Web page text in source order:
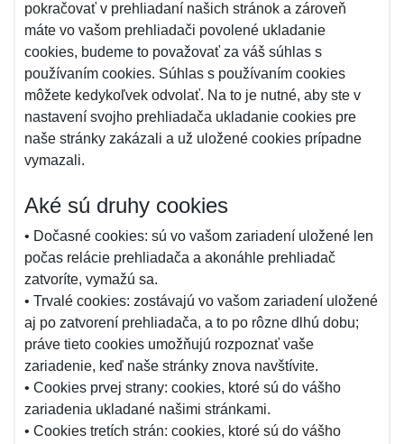
pokračovať v prehliadaní našich stránok a zároveň
máte vo vašom prehliadači povolené ukladanie
cookies, budeme to považovať za váš súhlas s
používaním cookies. Súhlas s používaním cookies
môžete kedykoľvek odvolať. Na to je nutné, aby ste v
nastavení svojho prehliadača ukladanie cookies pre
naše stránky zakázali a už uložené cookies prípadne
vymazali.
Aké sú druhy cookies
• Dočasné cookies: sú vo vašom zariadení uložené len
počas relácie prehliadača a akonáhle prehliadač
zatvoríte, vymažú sa.
• Trvalé cookies: zostávajú vo vašom zariadení uložené
aj po zatvorení prehliadača, a to po rôzne dlhú dobu;
práve tieto cookies umožňujú rozpoznať vaše
zariadenie, keď naše stránky znova navštívite.
• Cookies prvej strany: cookies, ktoré sú do vášho
zariadenia ukladané našimi stránkami.
• Cookies tretích strán: cookies, ktoré sú do vášho